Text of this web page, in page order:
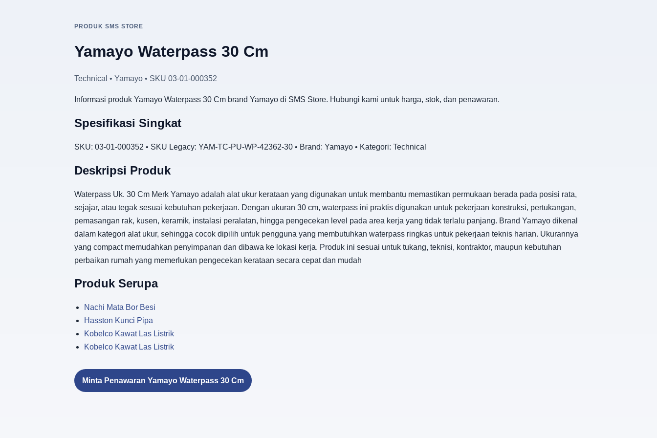
PRODUK SMS STORE
Yamayo Waterpass 30 Cm
Technical • Yamayo • SKU 03-01-000352
Informasi produk Yamayo Waterpass 30 Cm brand Yamayo di SMS Store. Hubungi kami untuk harga, stok, dan penawaran.
Spesifikasi Singkat
SKU: 03-01-000352 • SKU Legacy: YAM-TC-PU-WP-42362-30 • Brand: Yamayo • Kategori: Technical
Deskripsi Produk
Waterpass Uk. 30 Cm Merk Yamayo adalah alat ukur kerataan yang digunakan untuk membantu memastikan permukaan berada pada posisi rata,
sejajar, atau tegak sesuai kebutuhan pekerjaan. Dengan ukuran 30 cm, waterpass ini praktis digunakan untuk pekerjaan konstruksi, pertukangan,
pemasangan rak, kusen, keramik, instalasi peralatan, hingga pengecekan level pada area kerja yang tidak terlalu panjang. Brand Yamayo dikenal
dalam kategori alat ukur, sehingga cocok dipilih untuk pengguna yang membutuhkan waterpass ringkas untuk pekerjaan teknis harian. Ukurannya
yang compact memudahkan penyimpanan dan dibawa ke lokasi kerja. Produk ini sesuai untuk tukang, teknisi, kontraktor, maupun kebutuhan
perbaikan rumah yang memerlukan pengecekan kerataan secara cepat dan mudah
Produk Serupa
Nachi Mata Bor Besi
Hasston Kunci Pipa
Kobelco Kawat Las Listrik
Kobelco Kawat Las Listrik
Minta Penawaran Yamayo Waterpass 30 Cm